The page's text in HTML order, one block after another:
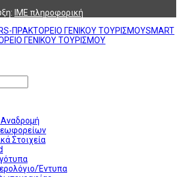
ΙΜΕ πληροφορική
SMART
ΓΕΝΙΚΟΥ ΤΟΥΡΙΣΜΟΥ
Αναδρομή
Στοιχεία
Έντυπα